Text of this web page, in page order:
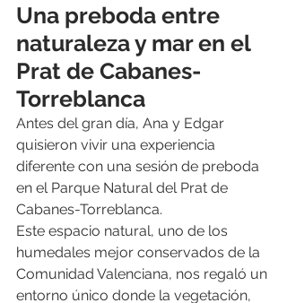
Una preboda entre
naturaleza y mar en el
Prat de Cabanes-
Torreblanca
Antes del gran día, Ana y Edgar
quisieron vivir una experiencia
diferente con una sesión de preboda
en el Parque Natural del Prat de
Cabanes-Torreblanca.
Este espacio natural, uno de los
humedales mejor conservados de la
Comunidad Valenciana, nos regaló un
entorno único donde la vegetación,